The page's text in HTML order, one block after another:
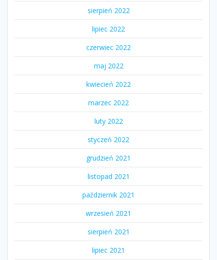
sierpień 2022
lipiec 2022
czerwiec 2022
maj 2022
kwiecień 2022
marzec 2022
luty 2022
styczeń 2022
grudzień 2021
listopad 2021
październik 2021
wrzesień 2021
sierpień 2021
lipiec 2021